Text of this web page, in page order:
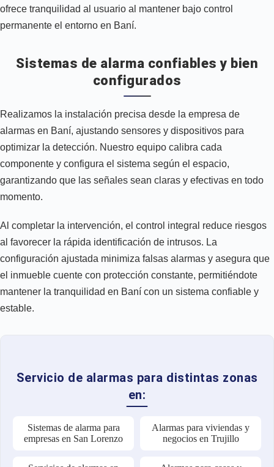
ofrece tranquilidad al usuario al mantener bajo control
permanente el entorno en Baní.
Sistemas de alarma confiables y bien
configurados
Realizamos la instalación precisa desde la empresa de
alarmas en Baní, ajustando sensores y dispositivos para
optimizar la detección. Nuestro equipo calibra cada
componente y configura el sistema según el espacio,
garantizando que las señales sean claras y efectivas en todo
momento.
Al completar la intervención, el control integral reduce riesgos
al favorecer la rápida identificación de intrusos. La
configuración ajustada minimiza falsas alarmas y asegura que
el inmueble cuente con protección constante, permitiéndote
mantener la tranquilidad en Baní con un sistema confiable y
estable.
Servicio de alarmas para distintas zonas
en:
Sistemas de alarma para
empresas en San Lorenzo
Alarmas para viviendas y
negocios en Trujillo